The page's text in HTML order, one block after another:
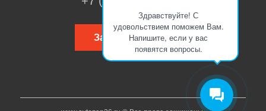
Здравствуйте! С
удовольствием поможем Вам.
Напишите, если у вас
появятся вопросы.
Заказать звонок